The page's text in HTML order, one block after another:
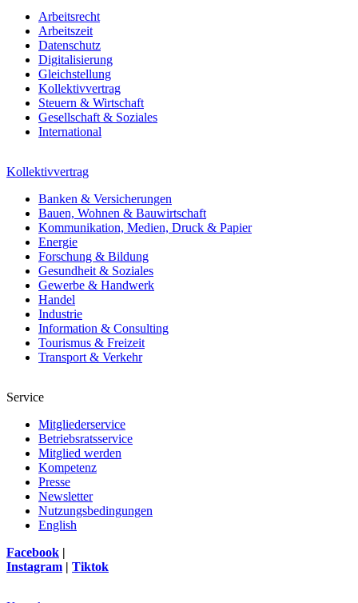
Arbeitsrecht
Arbeitszeit
Datenschutz
Digitalisierung
Gleichstellung
Kollektivvertrag
Steuern & Wirtschaft
Gesellschaft & Soziales
International
Kollektivvertrag
Banken & Versicherungen
Bauen, Wohnen & Bauwirtschaft
Kommunikation, Medien, Druck & Papier
Energie
Forschung & Bildung
Gesundheit & Soziales
Gewerbe & Handwerk
Handel
Industrie
Information & Consulting
Tourismus & Freizeit
Transport & Verkehr
Service
Mitgliederservice
Betriebsratsservice
Mitglied werden
Kompetenz
Presse
Newsletter
Nutzungsbedingungen
English
Facebook |
Instagram | Tiktok